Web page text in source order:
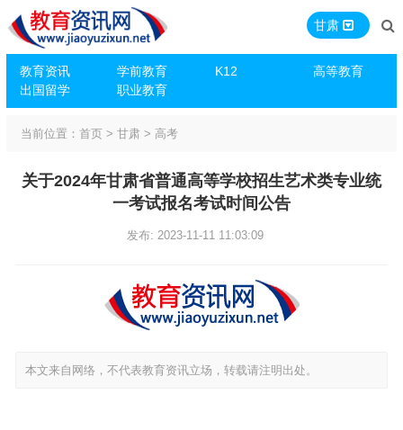
教育资讯 学前教育 K12
高等教育
出国留学
职业教育
甘肃
当前位置： 首页> 甘肃> 高考
关于2024年甘肃省普通高等学校招生艺术类专业统
一考试报名考试时间公告
发布: 2023-11-11 11:03:09
本文来自网络，不代表教育资讯立场，转载请注明出处。